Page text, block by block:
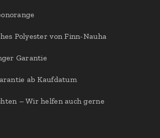
Polyester von Finn-Nauha
Garantie
ab Kaufdatum
– Wir helfen auch gerne